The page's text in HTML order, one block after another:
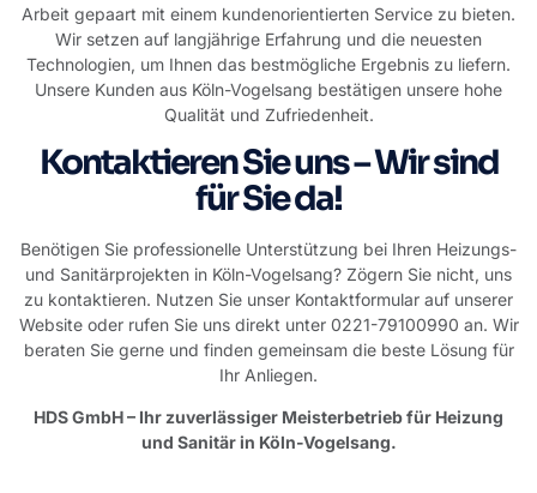
Arbeit gepaart mit einem kundenorientierten Service zu bieten.
Wir setzen auf langjährige Erfahrung und die neuesten
Technologien, um Ihnen das bestmögliche Ergebnis zu liefern.
Unsere Kunden aus Köln-Vogelsang bestätigen unsere hohe
Qualität und Zufriedenheit.
Kontaktieren Sie uns – Wir sind
für Sie da!
Benötigen Sie professionelle Unterstützung bei Ihren Heizungs-
und Sanitärprojekten in Köln-Vogelsang? Zögern Sie nicht, uns
zu kontaktieren. Nutzen Sie unser Kontaktformular auf unserer
Websiteoder rufen Sie uns direkt unter 0221-79100990 an. Wir
beraten Sie gerne und finden gemeinsam die beste Lösung für
Ihr Anliegen.
HDS GmbH – Ihr zuverlässiger Meisterbetrieb für Heizung
und Sanitär in Köln-Vogelsang.